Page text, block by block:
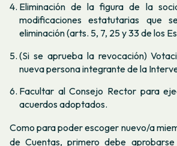
Eliminación de la figura de la
modificaciones estatutarias que
eliminación (arts. 5, 7, 25 y 33 de los
(Si se aprueba la revocación)
nueva persona integrante de la
Facultar al Consejo Rector para
acuerdos adoptados.
Como para poder escoger nuevo/a
de Cuentas, primero debe